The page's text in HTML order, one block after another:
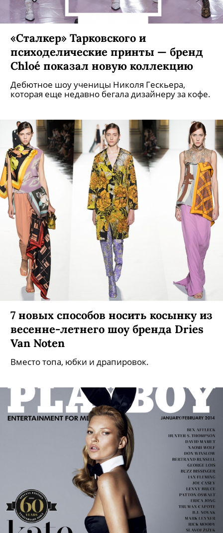
«Сталкер» Тарковского и
психоделические принты — бренд
Chloé показал новую коллекцию
Дебютное шоу ученицы Николя Гескьера,
которая еще недавно бегала дизайнеру за кофе.
7 новых способов носить косынку из
весенне-летнего шоу бренда Dries
Van Noten
Вместо топа, юбки и драпировок.